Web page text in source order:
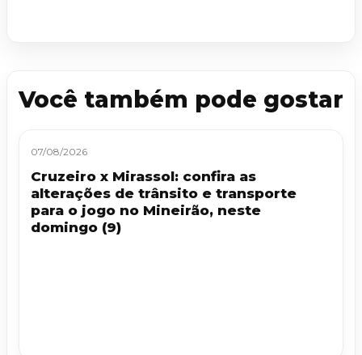
Você também pode gostar
07/08/2026
Cruzeiro x Mirassol: confira as
alterações de trânsito e transporte
para o jogo no Mineirão, neste
domingo (9)